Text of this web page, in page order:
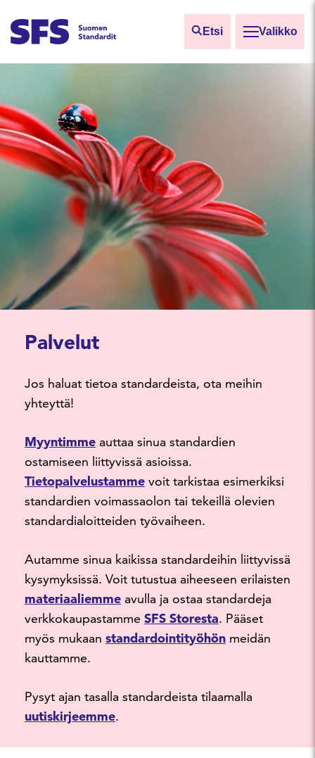
Etsi Valikko
Hae hakutermillä
Palvelut
Jos haluat tietoa standardeista, ota meihin
yhteyttä!
Myyntimme auttaa sinua standardien
ostamiseen liittyvissä asioissa.
Tietopalvelustamme voit tarkistaa esimerkiksi
standardien voimassaolon tai tekeillä olevien
standardialoitteiden työvaiheen.
Autamme sinua kaikissa standardeihin liittyvissä
kysymyksissä. Voit tutustua aiheeseen erilaisten
materiaaliemme avulla ja ostaa standardeja
verkkokaupastamme SFS Storesta. Pääset
myös mukaan standardointityöhön meidän
kauttamme.
Pysyt ajan tasalla standardeista tilaamalla
uutiskirjeemme.